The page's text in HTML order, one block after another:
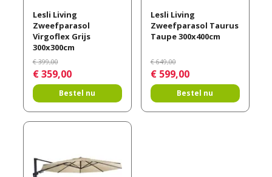
Lesli Living
Zweefparasol
Virgoflex Grijs
300x300cm
€ 399,00
€ 359,00
Bestel nu
Lesli Living
Zweefparasol Taurus
Taupe 300x400cm
€ 649,00
€ 599,00
Bestel nu